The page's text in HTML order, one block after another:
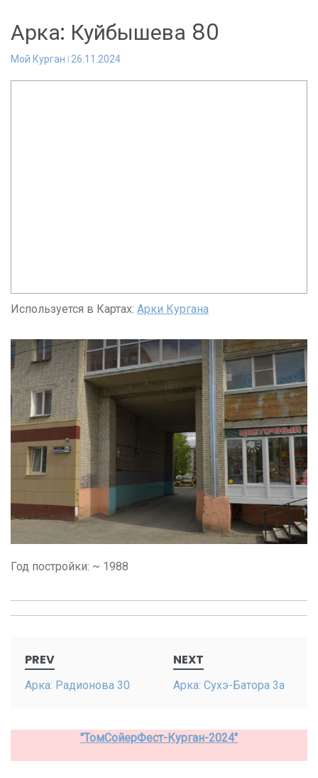
Арка: Куйбышева 80
Мой Курган 26.11.2024
Используется в Картах: Арки Кургана
Год постройки: ~ 1988
navigation
PREV
Арка: Радионова 30
NEXT
Арка: Сухэ-Батора 3а
"ТомСойерФест-Курган-2024"